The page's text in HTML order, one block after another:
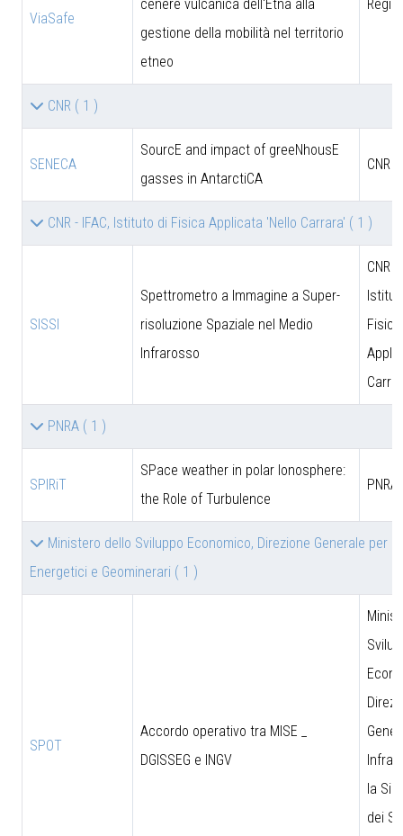
ViaSafe
cenere vulcanica dell'Etna alla
gestione della mobilità nel territorio
etneo
CNR ( 1 )
SENECA
SourcE and impact of greeNhousE
gasses in AntarctiCA
CNR
CNR - IFAC, Istituto di Fisica Applicata 'Nello Carrara' ( 1 )
SISSI
Spettrometro a Immagine a Super-
risoluzione Spaziale nel Medio
Infrarosso
CNR -
Fisica
PNRA ( 1 )
SPIRiT
SPace weather in polar Ionosphere:
the Role of Turbulence
PNRA
Ministero dello Sviluppo Economico, Direzione Generale per
Energetici e Geominerari ( 1 )
SPOT
Accordo operativo tra MISE _
DGISSEG e INGV
la
dei